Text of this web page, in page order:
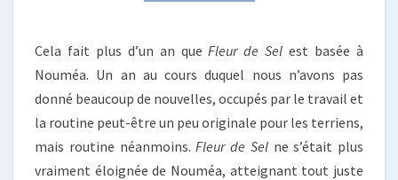
Cela fait plus d’un an queFleur de Sel est basée à
Nouméa. Un an au cours duquel nous n’avons pas
donné beaucoup de nouvelles, occupés par le travail et
la routine peut-être un peu originale pour les terriens,
mais routine néanmoins.Fleur de Selne s’était plus
vraiment éloignée de Nouméa, atteignant tout juste